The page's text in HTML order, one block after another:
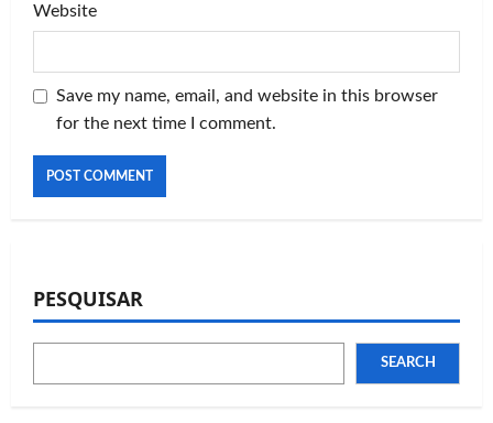
Website
Save my name, email, and website in this browser
for the next time I comment.
PESQUISAR
SEARCH